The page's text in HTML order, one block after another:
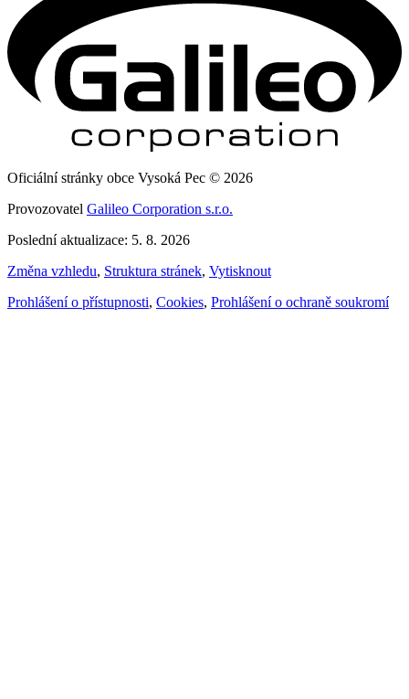
Oficiální stránky obce Vysoká Pec © 2026
Provozovatel Galileo Corporation s.r.o.
Poslední aktualizace: 5. 8. 2026
Změna vzhledu, Struktura stránek, Vytisknout
Prohlášení o přístupnosti, Cookies, Prohlášení o ochraně soukromí